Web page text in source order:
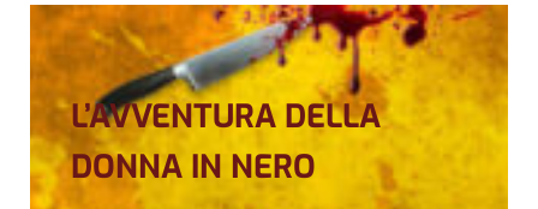
L’AVVENTURA DELLA
DONNA IN NERO